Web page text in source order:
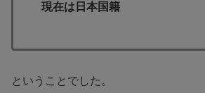
現在は日本国籍
ということでした。